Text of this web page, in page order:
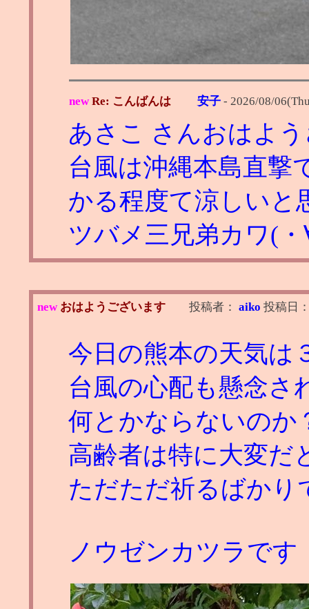
new Re: こんばんは 安子 - 2026/08/
あさこ さんおはよ
台風は沖縄本島直撃
かる程度て涼しいと
ツバメ三兄弟カワ(
new おはようございます 投稿者： aiko 投稿日
今日の熊本の天気は
台風の心配も懸念さ
何とかならないのか
高齢者は特に大変だ
ただただ祈るばかり
ノウゼンカツラです